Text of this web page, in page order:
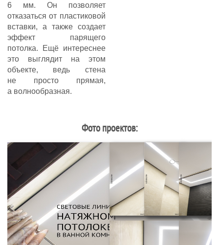
6 мм. Он позволяет
отказаться от пластиковой
вставки, а также создает
эффект парящего
потолка. Ещё интереснее
это выглядит на этом
объекте, ведь стена
не просто прямая,
а волнообразная.
Фото проектов: